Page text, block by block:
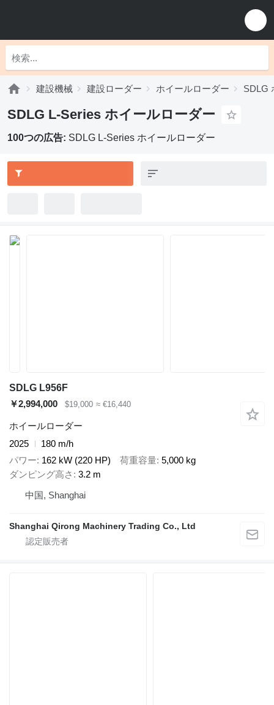
建設機械 建設ローダー ホイールローダー SDLG
SDLG L-Series ホイールローダー
100つの広告: SDLG L-Series ホイールローダー
SDLG L956F
￥2,994,000
$19,000 ≈ €16,440
ホイールローダー
2025
180 m/h
パワー 162 kW (220 HP) 荷重容量 5,000 kg
ダンピング高さ
3.2 m
中国, Shanghai
Shanghai Qirong Machinery Trading Co., Ltd